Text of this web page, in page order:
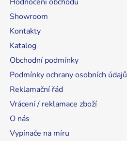
Showroom
Kontakty
Katalog
Obchodní podmínky
Podmínky ochrany osobních údajů
Reklamační řád
Vrácení / reklamace zboží
O nás
Vypínače na míru